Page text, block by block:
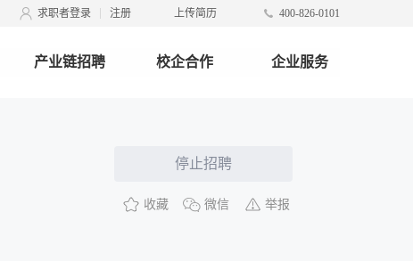
求职者登录 注册 上传简历 400-826-0101
产业链招聘 校企合作 企业服务
停止招聘
收藏 微信 举报